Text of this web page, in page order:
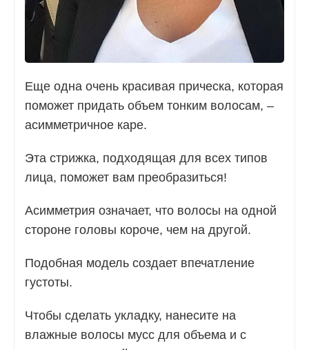
Еще одна очень красивая прическа, которая
поможет придать объем тонким волосам, –
асимметричное каре.
Эта стрижка, подходящая для всех типов
лица, поможет вам преобразиться!
Асимметрия означает, что волосы на одной
стороне головы короче, чем на другой.
Подобная модель создает впечатление
густоты.
Чтобы сделать укладку, нанесите на
влажные волосы мусс для объема и с